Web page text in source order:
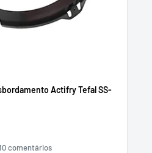
Actifry Tefal SS-
comentários